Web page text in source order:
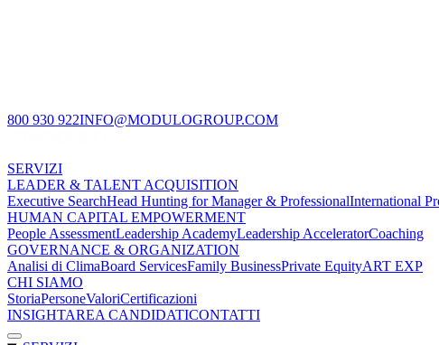
800 930 922INFO@MODULOGROUP.COM
SERVIZI
LEADER & TALENT ACQUISITION
Executive SearchHead Hunting for Manager & ProfessionalInternational
HUMAN CAPITAL EMPOWERMENT
People AssessmentLeadership AcademyLeadership AcceleratorCoaching
GOVERNANCE & ORGANIZATION
Analisi di ClimaBoard ServicesFamily BusinessPrivate EquityART EXP
CHI SIAMO
StoriaPersoneValoriCertificazioni
INSIGHTAREA CANDIDATICONTATTI